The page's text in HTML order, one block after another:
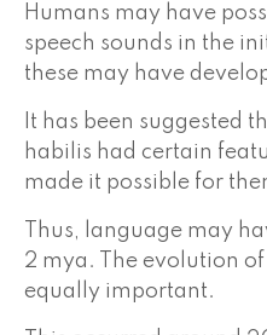
Humans may have
speech sounds in the
these may have
It has been suggested
habilis had certain
made it possible for
Thus, language may
2 mya. The evolution
equally important.